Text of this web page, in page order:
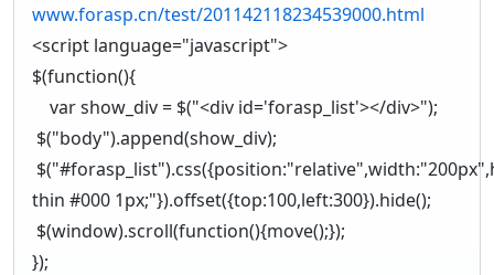
www.forasp.cn/test/201142118234539000.html
<script language="javascript">
$(function(){
var show_div = $("<div id='forasp_list'></div>");
$("body").append(show_div);
thin #000 1px;"}).offset({top:100,left:300}).hide();
$(window).scroll(function(){move();});
});